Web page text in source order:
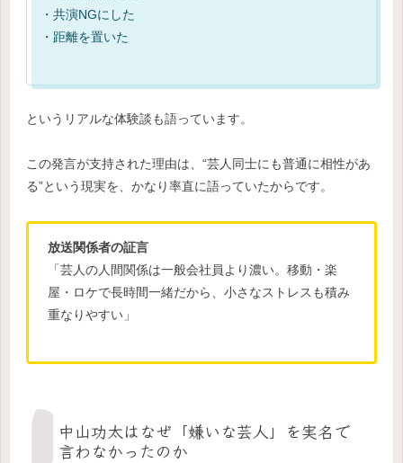
・共演NGにした
・距離を置いた
というリアルな体験談も語っています。
この発言が支持された理由は、“芸人同士にも普通に相性があ
る”という現実を、かなり率直に語っていたからです。
放送関係者の証言
「芸人の人間関係は一般会社員より濃い。移動・楽
屋・ロケで長時間一緒だから、小さなストレスも積み
重なりやすい」
中山功太はなぜ「嫌いな芸人」を実名で
言わなかったのか